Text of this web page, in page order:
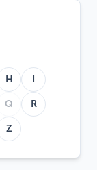
H I
Q R
Z